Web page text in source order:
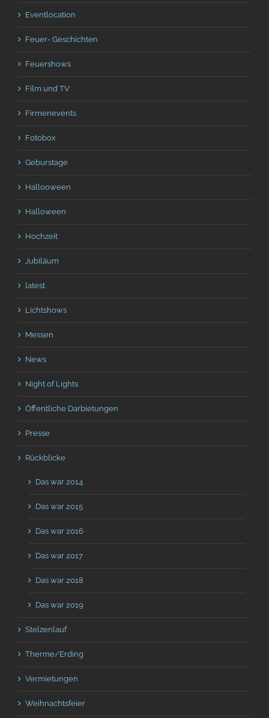
Eventlocation
Feuer- Geschichten
Feuershows
Film und TV
Firmenevents
Fotobox
Geburstage
Hallooween
Halloween
Hochzeit
Jubiläum
latest
Lichtshows
Messen
News
Night of Lights
Öffentliche Darbietungen
Presse
Rückblicke
Das war 2014
Das war 2015
Das war 2016
Das war 2017
Das war 2018
Das war 2019
Stelzenlauf
Therme/Erding
Vermietungen
Weihnachtsfeier